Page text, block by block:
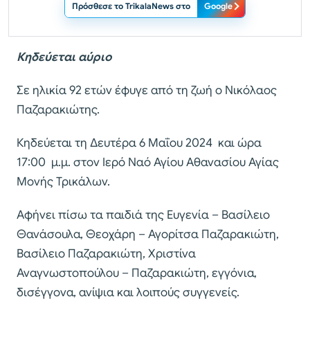
Πρόσθεσε το TrikalaNews στο Google
Κηδεύεται αύριο
Σε ηλικία 92 ετών έφυγε από τη ζωή ο Νικόλαος
Παζαρακιώτης.
Κηδεύεται τη Δευτέρα 6 Μαΐου 2024 και ώρα
17:00 μ.μ. στον Ιερό Ναό Αγίου Αθανασίου Αγίας
Μονής Τρικάλων.
Αφήνει πίσω τα παιδιά της Ευγενία – Βασίλειο
Θανάσουλα, Θεοχάρη – Αγορίτσα Παζαρακιώτη,
Βασίλειο Παζαρακιώτη, Χριστίνα
Αναγνωστοπούλου – Παζαρακιώτη, εγγόνια,
δισέγγονα, ανίψια και λοιπούς συγγενείς.